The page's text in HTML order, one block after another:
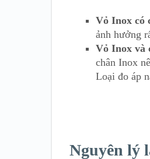
Vỏ Inox có
ảnh hưởng
Vỏ Inox và
chân Inox
Loại đo áp
Nguyên lý